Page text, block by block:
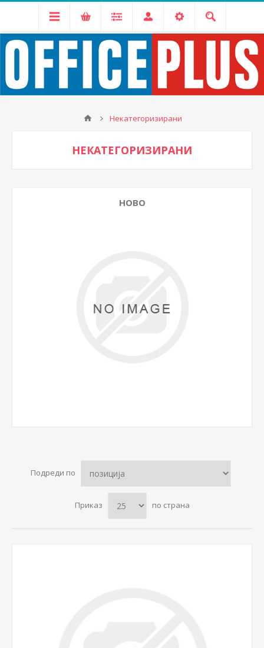
Некатегоризирани
НЕКАТЕГОРИЗИРАНИ
НОВО
Подреди по
Приказ по страна